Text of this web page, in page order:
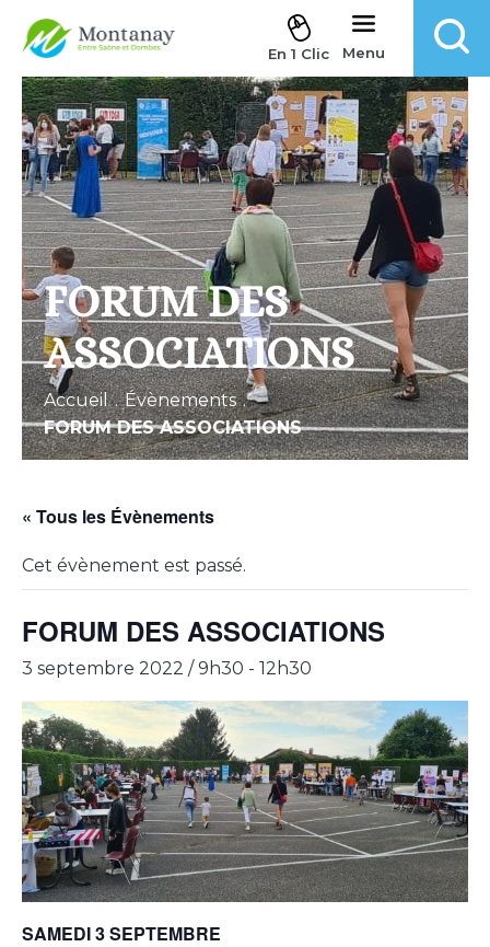
Aller au contenu
En 1 Clic Menu
FORUM DES
ASSOCIATIONS
Accueil . Évènements .
FORUM DES ASSOCIATIONS
« Tous les Évènements
Cet évènement est passé.
FORUM DES ASSOCIATIONS
3 septembre 2022 / 9h30 - 12h30
SAMEDI 3 SEPTEMBRE